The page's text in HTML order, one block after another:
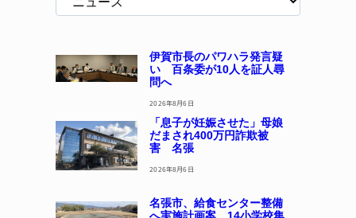
伊賀市長のパワハラ発言疑
い 百条委が10人を証人尋
問へ
2026年8月6日
「息子が妊娠させた」母娘
だまされ400万円詐欺被
害 名張
2026年8月6日
名張市、給食センター整備